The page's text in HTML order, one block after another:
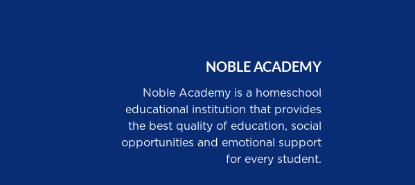
NOBLE ACADEMY
Noble Academy is a homeschool
educational institution that provides
the best quality of education, social
opportunities and emotional support
for every student.